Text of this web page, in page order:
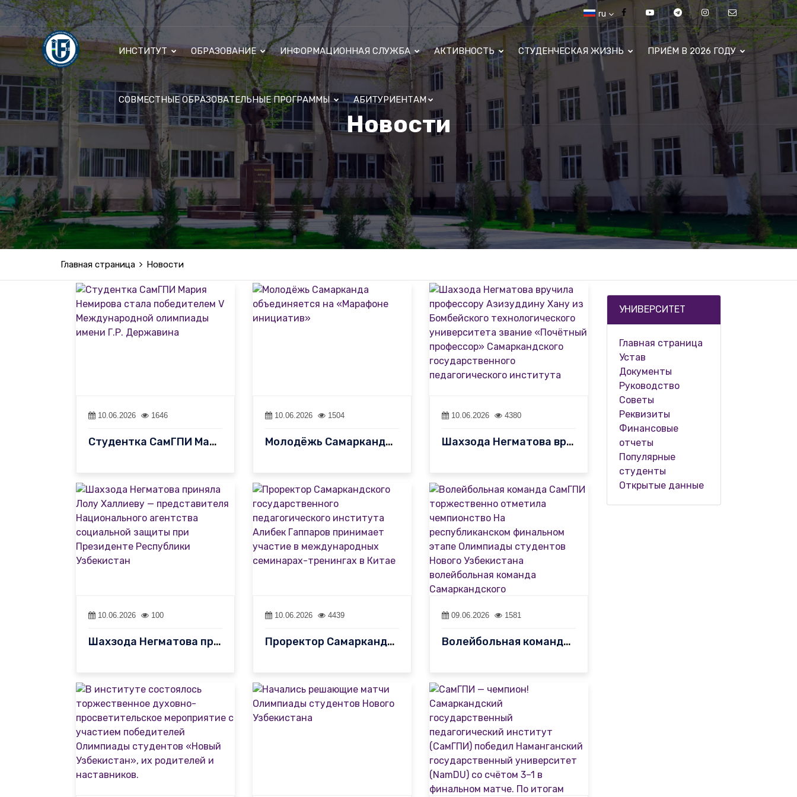
ru
ИНСТИТУТ ОБРАЗОВАНИЕ ИНФОРМАЦИОННАЯ СЛУЖБА АКТИВНОСТЬ СТУДЕНЧЕСКАЯ ЖИЗНЬ ПРИЁМ В 2026 ГОДУ
СОВМЕСТНЫЕ ОБРАЗОВАТЕЛЬНЫЕ ПРОГРАММЫ АБИТУРИЕНТАМ
Новости
Главная страница Новости
10.06.2026 1646
Студентка CамГПИ Мария Немирова стала победителем V Международно…
10.06.2026 1504
Молодёжь Самарканда объединяется на «Марафоне инициатив»
10.06.2026 4380
Шахзода Негматова вручила профессору Азизуддину Хану из Бомбейск…
10.06.2026 100
Шахзода Негматова приняла Лолу Халлиеву — представителя Национал…
10.06.2026 4439
Проректор Самаркандского государственного педагогического инстит…
09.06.2026 1581
Волейбольная команда СамГПИ торжественно отметила чемпионство Н…
УНИВЕРСИТЕТ
Главная страница
Устав
Документы
Руководство
Советы
Реквизиты
Финансовые
отчеты
Популярные
студенты
Открытые данные